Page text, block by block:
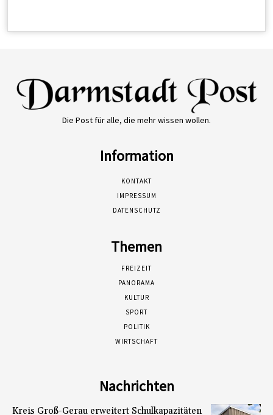
Die Post für alle, die mehr wissen wollen.
Information
KONTAKT
IMPRESSUM
DATENSCHUTZ
Themen
FREIZEIT
PANORAMA
KULTUR
SPORT
POLITIK
WIRTSCHAFT
Nachrichten
Kreis Groß-Gerau erweitert Schulkapazitäten